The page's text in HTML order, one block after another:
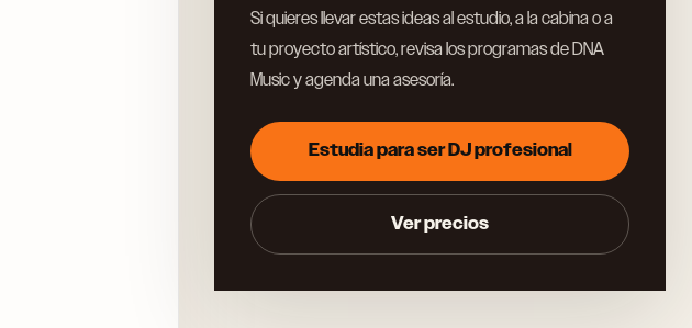
Si quieres llevar estas ideas al estudio, a la cabina o a
tu proyecto artístico, revisa los programas de DNA
Music y agenda una asesoría.
Estudia para ser DJ profesional
Ver precios